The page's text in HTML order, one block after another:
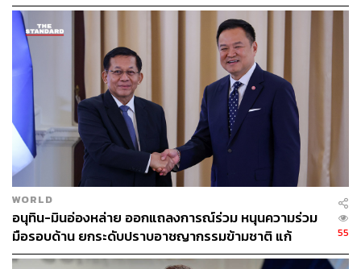
ABOUT THE AUTHOR
THE STANDARD TEAM
กองบรรณาธิการ THE STANDARD
WORLD
อนุทิน-มินอ่องหล่าย ออกแถลงการณ์ร่วม หนุนความร่วม
มือรอบด้าน ยกระดับปราบอาชญากรรมข้ามชาติ แก้
ปัญหาหมอกควัน-มลพิษทางน้ำ
55